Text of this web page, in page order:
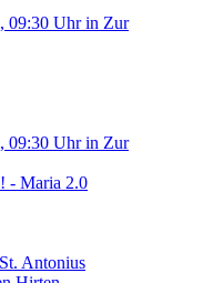
09:30 Uhr in Zur
09:30 Uhr in Zur
- Maria 2.0
Antonius